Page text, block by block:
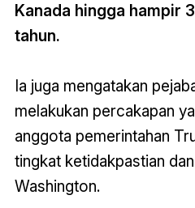
Kanada hingga hampir
tahun.
Ia juga mengatakan
melakukan percakapan
anggota pemerintahan
tingkat ketidakpastian
Washington.